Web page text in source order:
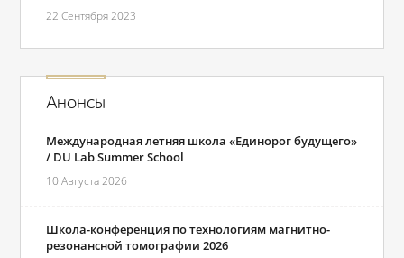
22 Сентября 2023
Анонсы
Международная летняя школа «Единорог будущего»
/ DU Lab Summer School
10 Августа 2026
Школа-конференция по технологиям магнитно-
резонансной томографии 2026